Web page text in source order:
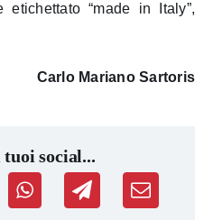
etichettato “made in Italy”,
Carlo Mariano Sartoris
social...